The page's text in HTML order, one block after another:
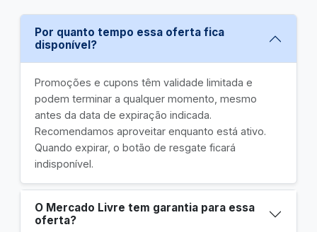
Por quanto tempo essa oferta fica
disponível?
Promoções e cupons têm validade limitada e
podem terminar a qualquer momento, mesmo
antes da data de expiração indicada.
Recomendamos aproveitar enquanto está ativo.
Quando expirar, o botão de resgate ficará
indisponível.
O Mercado Livre tem garantia para essa
oferta?